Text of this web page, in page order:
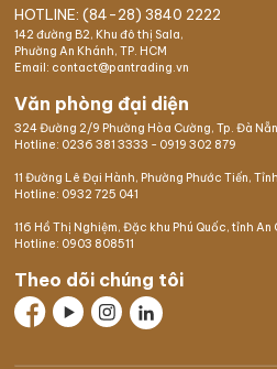
HOTLINE: (84-28) 3840 2222
142 đường B2, Khu đô thị Sala,
Phường An Khánh, TP. HCM
Email: contact@pantrading.vn
Văn phòng đại diện
324 Đường 2/9 Phường Hòa Cường, Tp. Đà
Hotline: 0236 381 3333 - 0919 302 879
11 Đường Lê Đại Hành, Phường Phước Tiến,
Hotline: 0932 725 041
116 Hồ Thị Nghiệm, Đặc khu Phú Quốc, tỉnh An
Hotline: 0903 808511
Theo dõi chúng tôi